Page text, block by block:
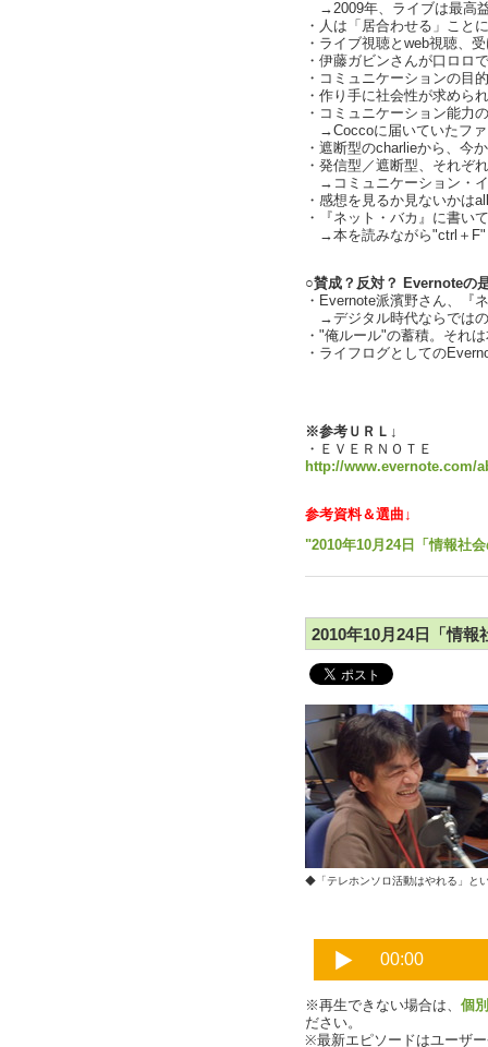
→2009年、ライブは最高
・人は「居合わせる」こと
・ライブ視聴とweb視聴、
・伊藤ガビンさんが口ロロ
・コミュニケーションの目
・作り手に社会性が求めら
・コミュニケーション能力
→Coccoに届いていたファ
・遮断型のcharlieから、今
・発信型／遮断型、それぞ
→コミュニケーション・イ
・感想を見るか見ないかは
・『ネット・バカ』に書い
→本を読みながら"ctrl＋F"
○賛成？反対？ Evernoteの
・Evernote派濱野さん、『
→デジタル時代ならでは
・"俺ルール"の蓄積。それ
・ライフログとしての
※参考ＵＲＬ↓
・ＥＶＥＲＮＯＴＥ
http://www.evernote.com/
参考資料＆選曲↓
"2010年10月24日「情報社
2010年10月24日「情
◆「テレホンソロ活動はやれる
※再生できない場合は、 個
ださい。
※最新エピソードはユーザ